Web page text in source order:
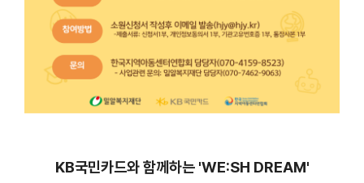
KB국민카드와 함께하는 'WE:SH DREAM'